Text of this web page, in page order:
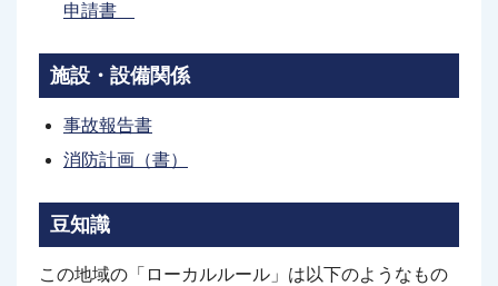
申請書
施設・設備関係
事故報告書
消防計画（書）
豆知識
この地域の「ローカルルール」は以下のようなもの